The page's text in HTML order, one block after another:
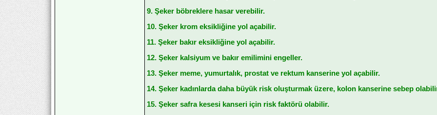
9. Şeker böbreklere hasar verebilir.
10. Şeker krom eksikliğine yol açabilir.
11. Şeker bakır eksikliğine yol açabilir.
12. Şeker kalsiyum ve bakır emilimini engeller.
13. Şeker meme, yumurtalık, prostat ve rektum kanserine yol açabilir.
14. Şeker kadınlarda daha büyük risk oluşturmak üzere, kolon kanserine sebep
15. Şeker safra kesesi kanseri için risk faktörü olabilir.